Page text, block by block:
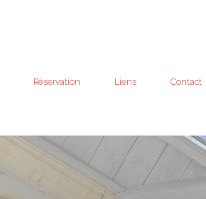
Réservation Liens Contact